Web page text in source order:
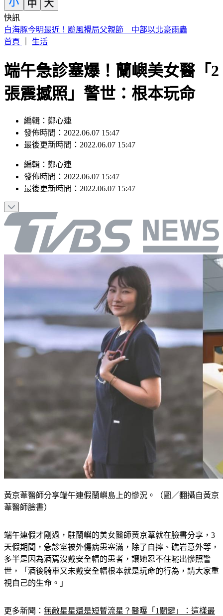
快訊
鶯歌毒駕男衝撞逃竄！警猛追開4槍壓制法辦
首頁
生活
端午急診塞爆！蘭嶼美女醫「2
張震撼照」警世：根本玩命
編輯：鄭心連
發佈時間：2022.06.07 15:47
最後更新時間：2022.06.07 15:47
編輯 ： 鄭心連
發佈時間： 2022.06.07 15:47
最後更新時間： 2022.06.07 15:47
黃京葦醫師分享端午連假蘭嶼島上的慘況。（圖／翻攝自黃京
葦醫師臉書）
端午連假才剛過，駐蘭嶼的美女醫師黃京葦就在臉書分享，3
天假期間，急診室被外傷病患塞滿，除了自摔、礁岩意外等，
多半是因為酒駕沒戴安全帽的患者，讓她忍不住曬出慘照警
世，「酒後騎車又未戴安全帽根本就是玩命的行為，請大家重
視自己的生命。」
更多新聞： 無敵星星還是短暫流星？醫曝「1關鍵」：這樣最